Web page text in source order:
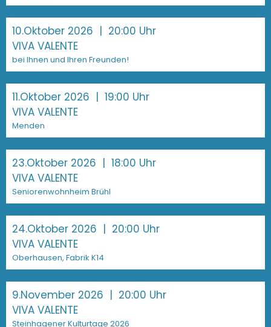
10.Oktober 2026 | 20:00 Uhr
VIVA VALENTE
bei Ihnen und Ihren Freunden!
11.Oktober 2026 | 19:00 Uhr
VIVA VALENTE
Menden
23.Oktober 2026 | 18:00 Uhr
VIVA VALENTE
Seniorenwohnheim Brühl
24.Oktober 2026 | 20:00 Uhr
VIVA VALENTE
Oberhausen, Fabrik K14
9.November 2026 | 20:00 Uhr
VIVA VALENTE
Steinhagener Kulturtage 2026